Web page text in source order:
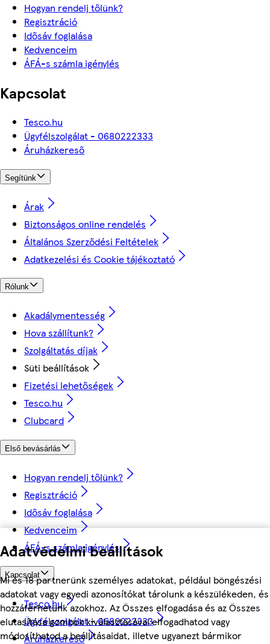
Adatvédelmi beállítások
Mi és 18 partnerünk személyes adatokat, például böngészési
adatokat vagy egyedi azonosítókat tárolunk a készülékeden, és
hozzáférhetünk azokhoz. Az Összes elfogadása és az Összes
elutasítása gombok kiválasztásával elfogadhatod vagy
módosíthatod a beállításaidat, illetve ugyanezt bármikor
Hogyan rendelj tőlünk?
Regisztráció
Idősáv foglalása
Kedvenceim
ÁFÁ-s számla igénylés
Kapcsolat
Tesco.hu
Ügyfélszolgálat - 0680222333
Áruházkereső
Segítünk
Árak
Biztonságos online rendelés
Általános Szerződési Feltételek
Adatkezelési és Cookie tájékoztató
Rólunk
Akadálymentesség
Hova szállítunk?
Szolgáltatás díjak
Süti beállítások
Fizetési lehetőségek
Tesco.hu
Clubcard
Első bevásárlás
Hogyan rendelj tőlünk?
Regisztráció
Idősáv foglalása
Kedvenceim
ÁFÁ-s számla igénylés
Kapcsolat
Tesco.hu
Ügyfélszolgálat - 0680222333
Áruházkereső